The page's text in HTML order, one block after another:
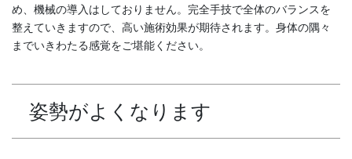
め、機械の導入はしておりません。完全手技で全体のバランスを
整えていきますので、高い施術効果が期待されます。身体の隅々
までいきわたる感覚をご堪能ください。
姿勢がよくなります